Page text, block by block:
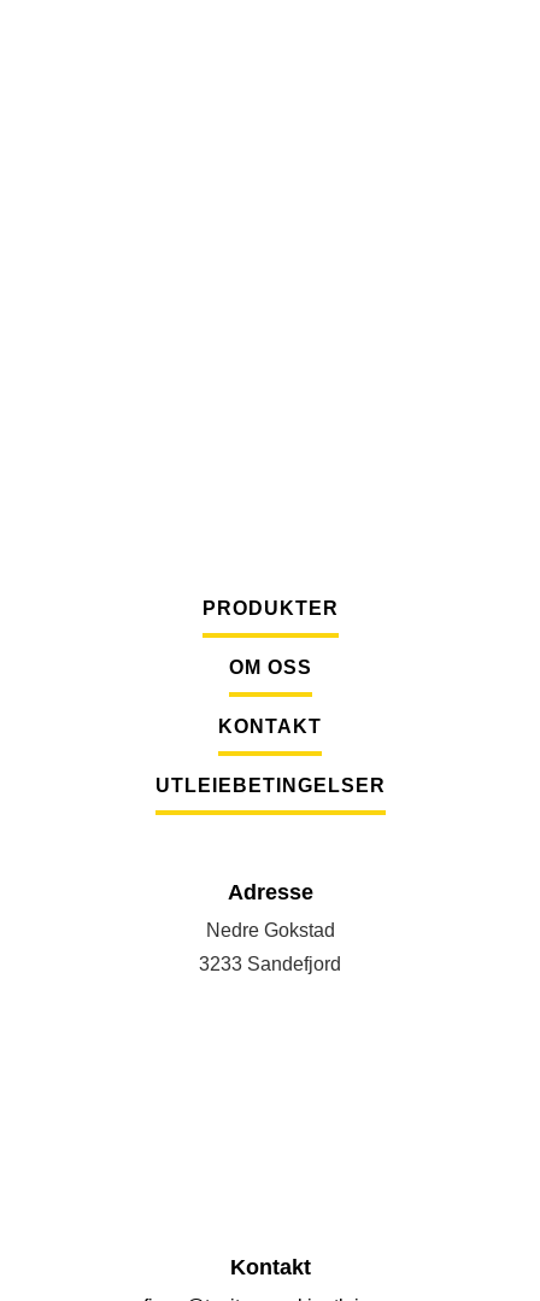
PRODUKTER
OM OSS
KONTAKT
UTLEIEBETINGELSER
Adresse
Nedre Gokstad
3233 Sandefjord
Kontakt